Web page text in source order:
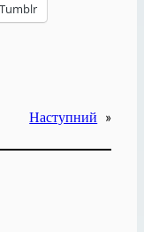
Tumblr
Наступний »